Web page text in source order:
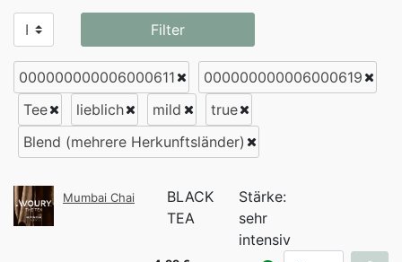
Filter
000000000006000611
000000000006000619
Tee
lieblich mild
true
Blend (mehrere Herkunftsländer)
Mumbai Chai
BLACK
TEA
Stärke:
sehr
intensiv